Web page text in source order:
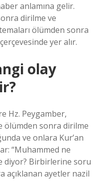
anlamına gelir.
dirilme ve
ölümden sonra
yer alır.
olay
Hz. Peygamber,
ölümden sonra dirilme
ve onlara Kur’an
“Muhammed ne
diyor? Birbirlerine soru
açıklanan ayetler nazil